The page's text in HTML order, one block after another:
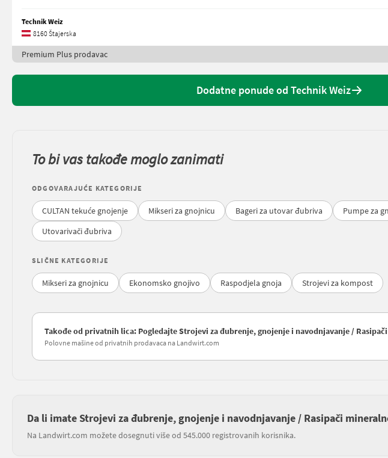
Technik Weiz
8160 Štajerska
Premium Plus prodavac
Dodatne ponude od Technik Weiz
To bi vas takođe moglo zanimati
ODGOVARAJUĆE KATEGORIJE
CULTAN tekuće gnojenje Mikseri za gnojnicu Bageri za utovar đubriva Pumpe za
Utovarivači đubriva
SLIČNE KATEGORIJE
Mikseri za gnojnicu Ekonomsko gnojivo Raspodjela gnoja Strojevi za kompost
Takođe od privatnih lica: Pogledajte Strojevi za đubrenje, gnojenje i navodnjavanje /
Polovne mašine od privatnih prodavaca na Landwirt.com
Da li imate Strojevi za đubrenje, gnojenje i navodnjavanje / Rasipači
Na Landwirt.com možete dosegnuti više od 545.000 registrovanih korisnika.